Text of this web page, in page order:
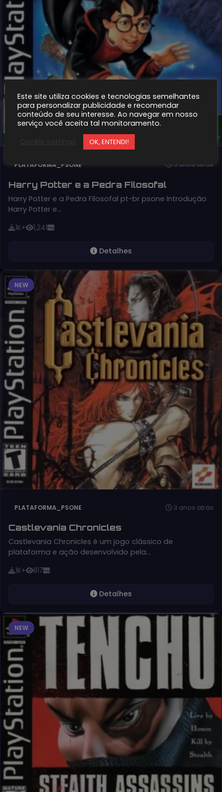
PLATAFORMA_PSONE 3 anos atrás
Harry Potter e a Pedra Filosofal
Harry Potter e a Pedra Filosofal pt-br psone Introdução
Harry Potter e…
1K+ 1,241
Detalhes
NEW
PLATAFORMA_PSONE 3 anos atrás
Castlevania Chronicles
Castlevania Chronicles é um jogo clássico de
plataforma e ação desenvolvido pela…
1K+ 817
Detalhes
NEW
Este site utiliza cookies e tecnologias semelhantes
para personalizar publicidade e recomendar
conteúdo de seu interesse. Ao navegar em nosso
serviço você aceita tal monitoramento.
OK, ENTENDI!